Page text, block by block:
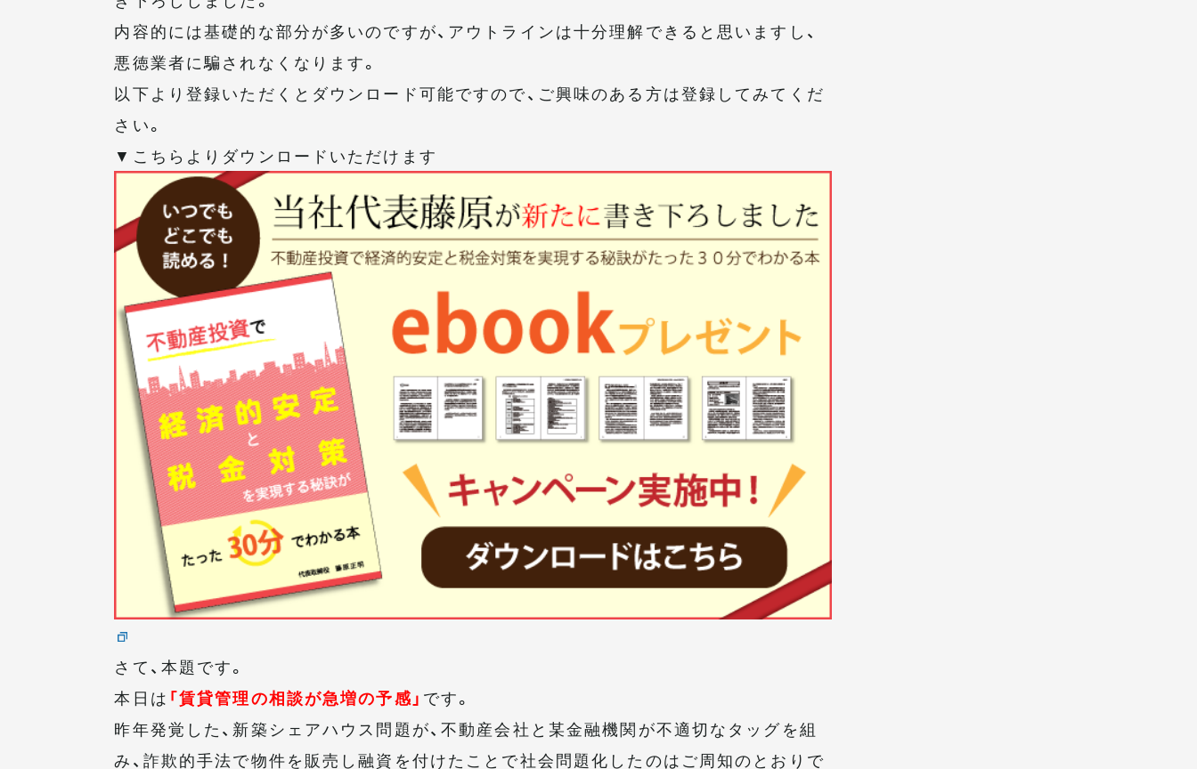
内容的には基礎的な部分が多いのですが、アウトラインは十分理解できると思いますし、
悪徳業者に騙されなくなります。
以下より登録いただくとダウンロード可能ですので、ご興味のある方は登録してみてくだ
さい。
▼こちらよりダウンロードいただけます
さて、本題です。
本日は 「賃貸管理の相談が急増の予感」 です。
昨年発覚した、新築シェアハウス問題が、不動産会社と某金融機関が不適切なタッグを組
み、詐欺的手法で物件を販売し融資を付けたことで社会問題化したのはご周知のとおりで